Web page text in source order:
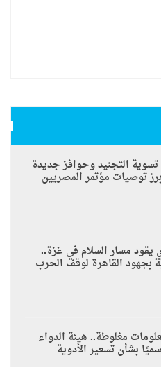
التجنيد وحوافز جديدة
توصيات مؤتمر المصريين
يقود مسار السلام في غزة..
بجهود القاهرة لوقف الحرب
مغلوطة.. هيئة الدواء
بشأن تسعير الأدوية